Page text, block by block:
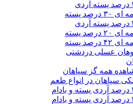
۳۰ درصد پسته
۲۰ درصد پسته
۴۲ درصد پسته
عسلی دردشتی
همه گز سپاهان
سپاهان در انواع طعم